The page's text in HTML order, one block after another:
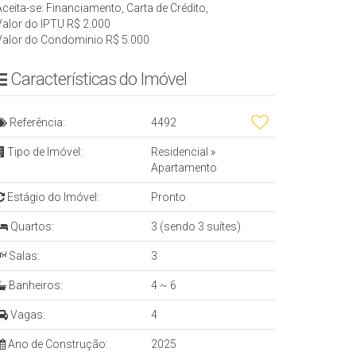
se: Financiamento, Carta de Crédito,
do IPTU R$ 2.000
do Condominio R$ 5.000
Características do Imóvel
Referência: 4492
Tipo de Imóvel: Residencial »
Apartamento
Estágio do Imóvel: Pronto
Quartos: 3 (sendo 3 suítes)
Salas: 3
Banheiros: 4 ~ 6
Vagas: 4
Ano de Construção: 2025